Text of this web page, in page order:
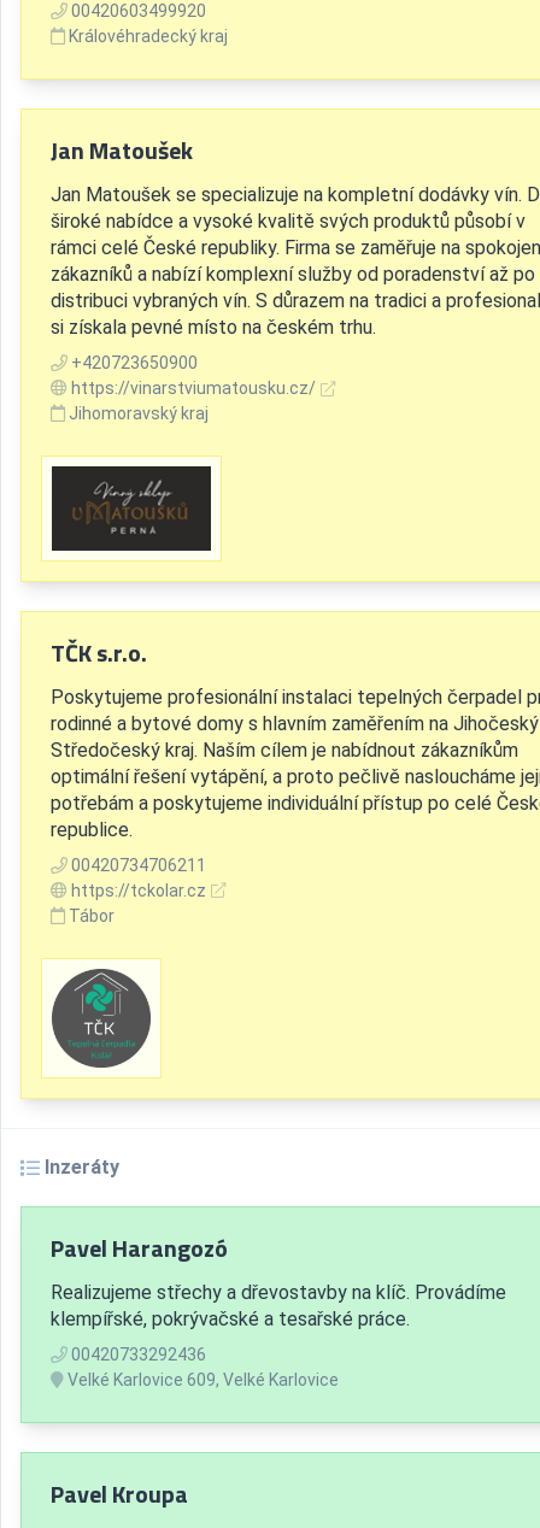
00420603499920
Královéhradecký kraj
Jan Matoušek
Jan Matoušek se specializuje na kompletní dodávky vín.
široké nabídce a vysoké kvalitě svých produktů působí v
rámci celé České republiky. Firma se zaměřuje na
zákazníků a nabízí komplexní služby od poradenství až po
distribuci vybraných vín. S důrazem na tradici a
si získala pevné místo na českém trhu.
+420723650900
https://vinarstviumatousku.cz/
Jihomoravský kraj
TČK s.r.o.
Poskytujeme profesionální instalaci tepelných čerpadel
rodinné a bytové domy s hlavním zaměřením na
Středočeský kraj. Naším cílem je nabídnout zákazníkům
optimální řešení vytápění, a proto pečlivě nasloucháme
potřebám a poskytujeme individuální přístup po celé
republice.
00420734706211
https://tckolar.cz
Tábor
Inzeráty
Pavel Harangozó
Realizujeme střechy a dřevostavby na klíč. Provádíme
klempířské, pokrývačské a tesařské práce.
00420733292436
Velké Karlovice 609, Velké Karlovice
Pavel Kroupa